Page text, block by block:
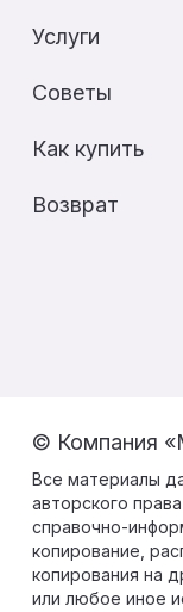
Услуги
Советы
Как купить
Возврат
© Компания
Все материалы
авторского
справочно-
копирование,
копирования на
или любое иное